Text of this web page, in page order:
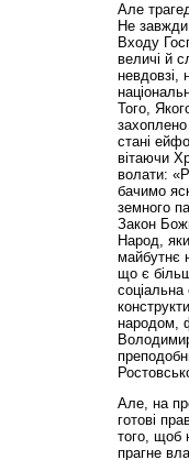
Але
Не завжди
Входу
величі й
невдовзі,
Того,
стані
вітаючи
волати:
бачимо
земного
Закон
Народ,
майбутнє
що є
народом,
Але, на
готові
того, щоб
прагне